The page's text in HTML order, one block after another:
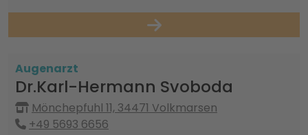
Augenarzt
Dr.Karl-Hermann Svoboda
Mönchepfuhl 11, 34471 Volkmarsen
+49 5693 6656